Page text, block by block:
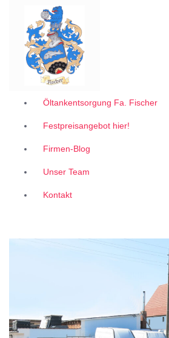
Garantiert zum 1A Festpreis
Öltankentsorgung Fa. Fischer
Festpreisangebot hier!
Firmen-Blog
Unser Team
Kontakt